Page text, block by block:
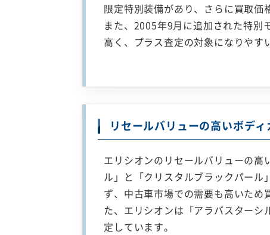
限定特別装備があり、さらに買取価
また、2005年9月に追加された特別
高く、プラス査定の対象になりやす
リセールバリューの高いボディ
エリシオンのリセールバリューの
ル」と「クリスタルブラックパー
ず、中古車市場での需要も高いため
た、エリシオンは「アラバスター
定しています。